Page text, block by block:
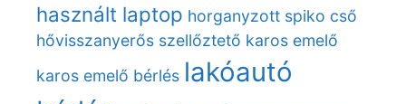
használt laptop horganyzott spiko cső
hővisszanyerős szellőztető karos emelő
karos emelő bérlés lakóautó